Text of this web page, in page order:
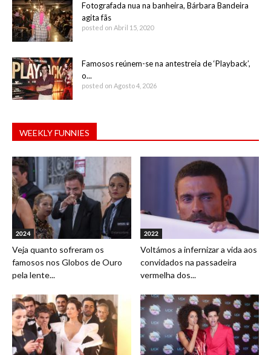
Fotografada nua na banheira, Bárbara Bandeira
agita fãs
posted on Abril 15, 2020
Famosos reúnem-se na antestreia de ‘Playback’,
o...
posted on Agosto 4, 2026
WEEKLY FUNNIES
2024
Veja quanto sofreram os
famosos nos Globos de Ouro
pela lente...
2022
Voltámos a infernizar a vida aos
convidados na passadeira
vermelha dos...